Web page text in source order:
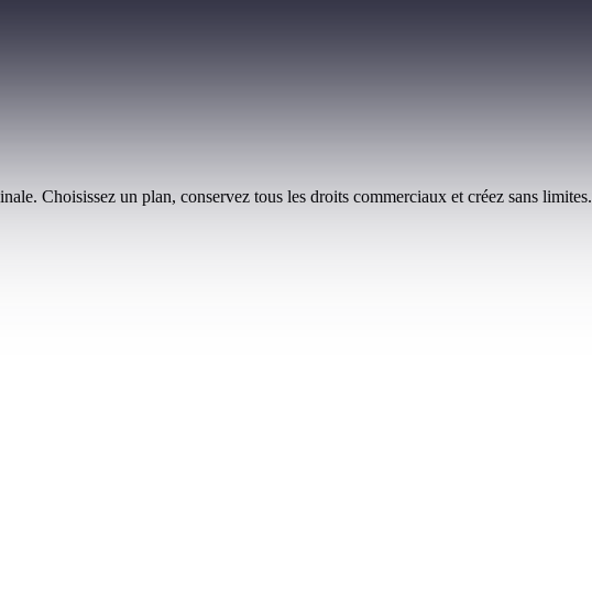
Choisissez un plan, conservez tous les droits commerciaux et créez sans limites.